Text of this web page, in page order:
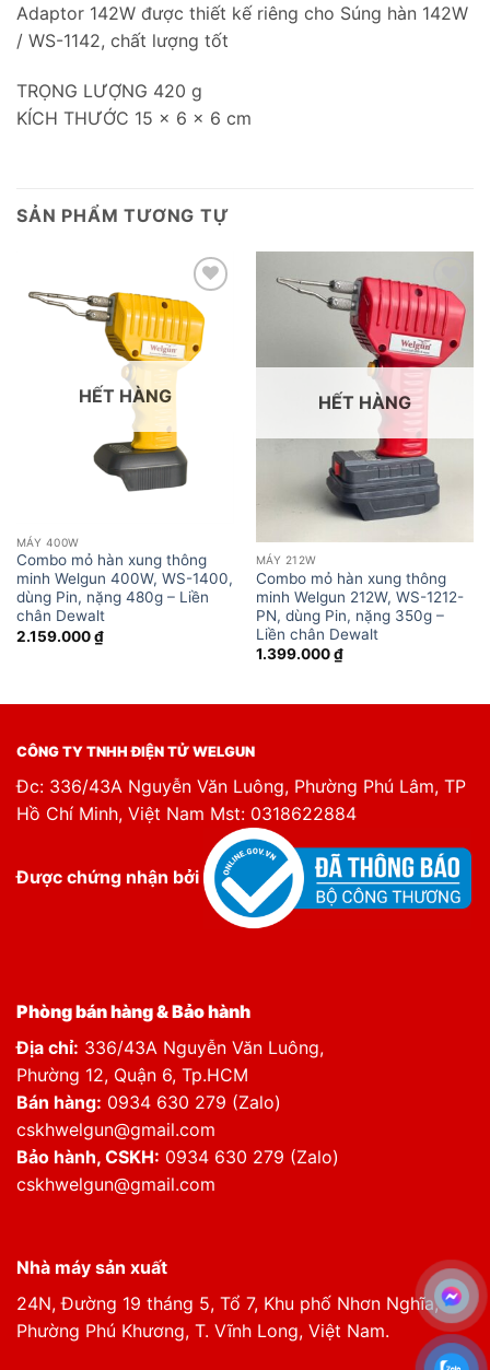
Adaptor 142W được thiết kế riêng cho Súng hàn 142W
/ WS-1142, chất lượng tốt
TRỌNG LƯỢNG 420 g
KÍCH THƯỚC 15 × 6 × 6 cm
SẢN PHẨM TƯƠNG TỰ
Add to
wishlist
HẾT HÀNG
MÁY 400W
Combo mỏ hàn xung thông
minh Welgun 400W, WS-1400,
dùng Pin, nặng 480g – Liền
chân Dewalt
2.159.000₫
Add to
wishlist
HẾT HÀNG
MÁY 212W
Combo mỏ hàn xung thông
minh Welgun 212W, WS-1212-
PN, dùng Pin, nặng 350g –
Liền chân Dewalt
1.399.000₫
CÔNG TY TNHH ĐIỆN TỬ WELGUN
Đc: 336/43A Nguyễn Văn Luông, Phường Phú Lâm, TP
Hồ Chí Minh, Việt Nam Mst: 0318622884
Được chứng nhận bởi
Phòng bán hàng & Bảo hành
Địa chỉ: 336/43A Nguyễn Văn Luông,
Phường 12, Quận 6, Tp.HCM
Bán hàng: 0934 630 279 (Zalo)
cskhwelgun@gmail.com
Bảo hành, CSKH: 0934 630 279 (Zalo)
cskhwelgun@gmail.com
Nhà máy sản xuất
24N, Đường 19 tháng 5, Tổ 7, Khu phố Nhơn Nghĩa,
Phường Phú Khương, T. Vĩnh Long, Việt Nam.